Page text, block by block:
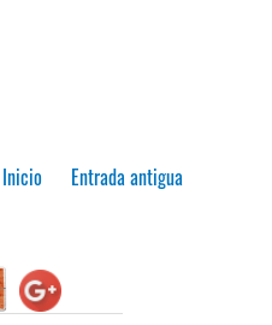
Entrada antigua
Inicio